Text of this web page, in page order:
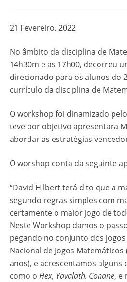
21 Fevereiro, 2022
No âmbito da disciplina de
14h30m e as 17h00, decorreu
direcionado para os alunos do
currículo da disciplina de
O workshop foi dinamizado
teve por objetivo apresentara
abordar as estratégias
O worshop conta da seguinte
“David Hilbert terá dito que a
segundo regras simples com
certamente o maior jogo de
Neste Workshop damos o
pegando no conjunto dos
Nacional de Jogos
anos), e acrescentamos
como o Hex, Yavalath, Conane, e